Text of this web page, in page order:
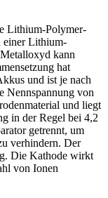
Lithium-Polymer-
einer Lithium-
kann
hat
und ist je nach
Nennspannung von
und liegt
in der Regel bei 4,2
getrennt, um
verhindern. Der
Die Kathode wirkt
von Ionen